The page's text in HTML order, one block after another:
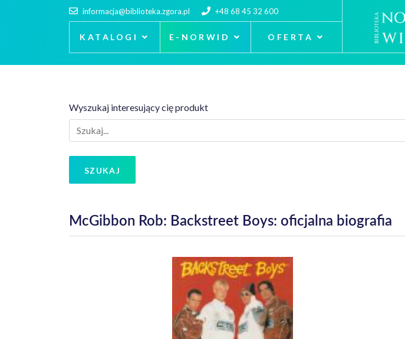
informacja@biblioteka.zgora.pl +48 68 45 32 600
KATALOGI E-NORWID OFERTA
Wyszukaj interesujący cię produkt
SZUKAJ
McGibbon Rob: Backstreet Boys: oficjalna biografia